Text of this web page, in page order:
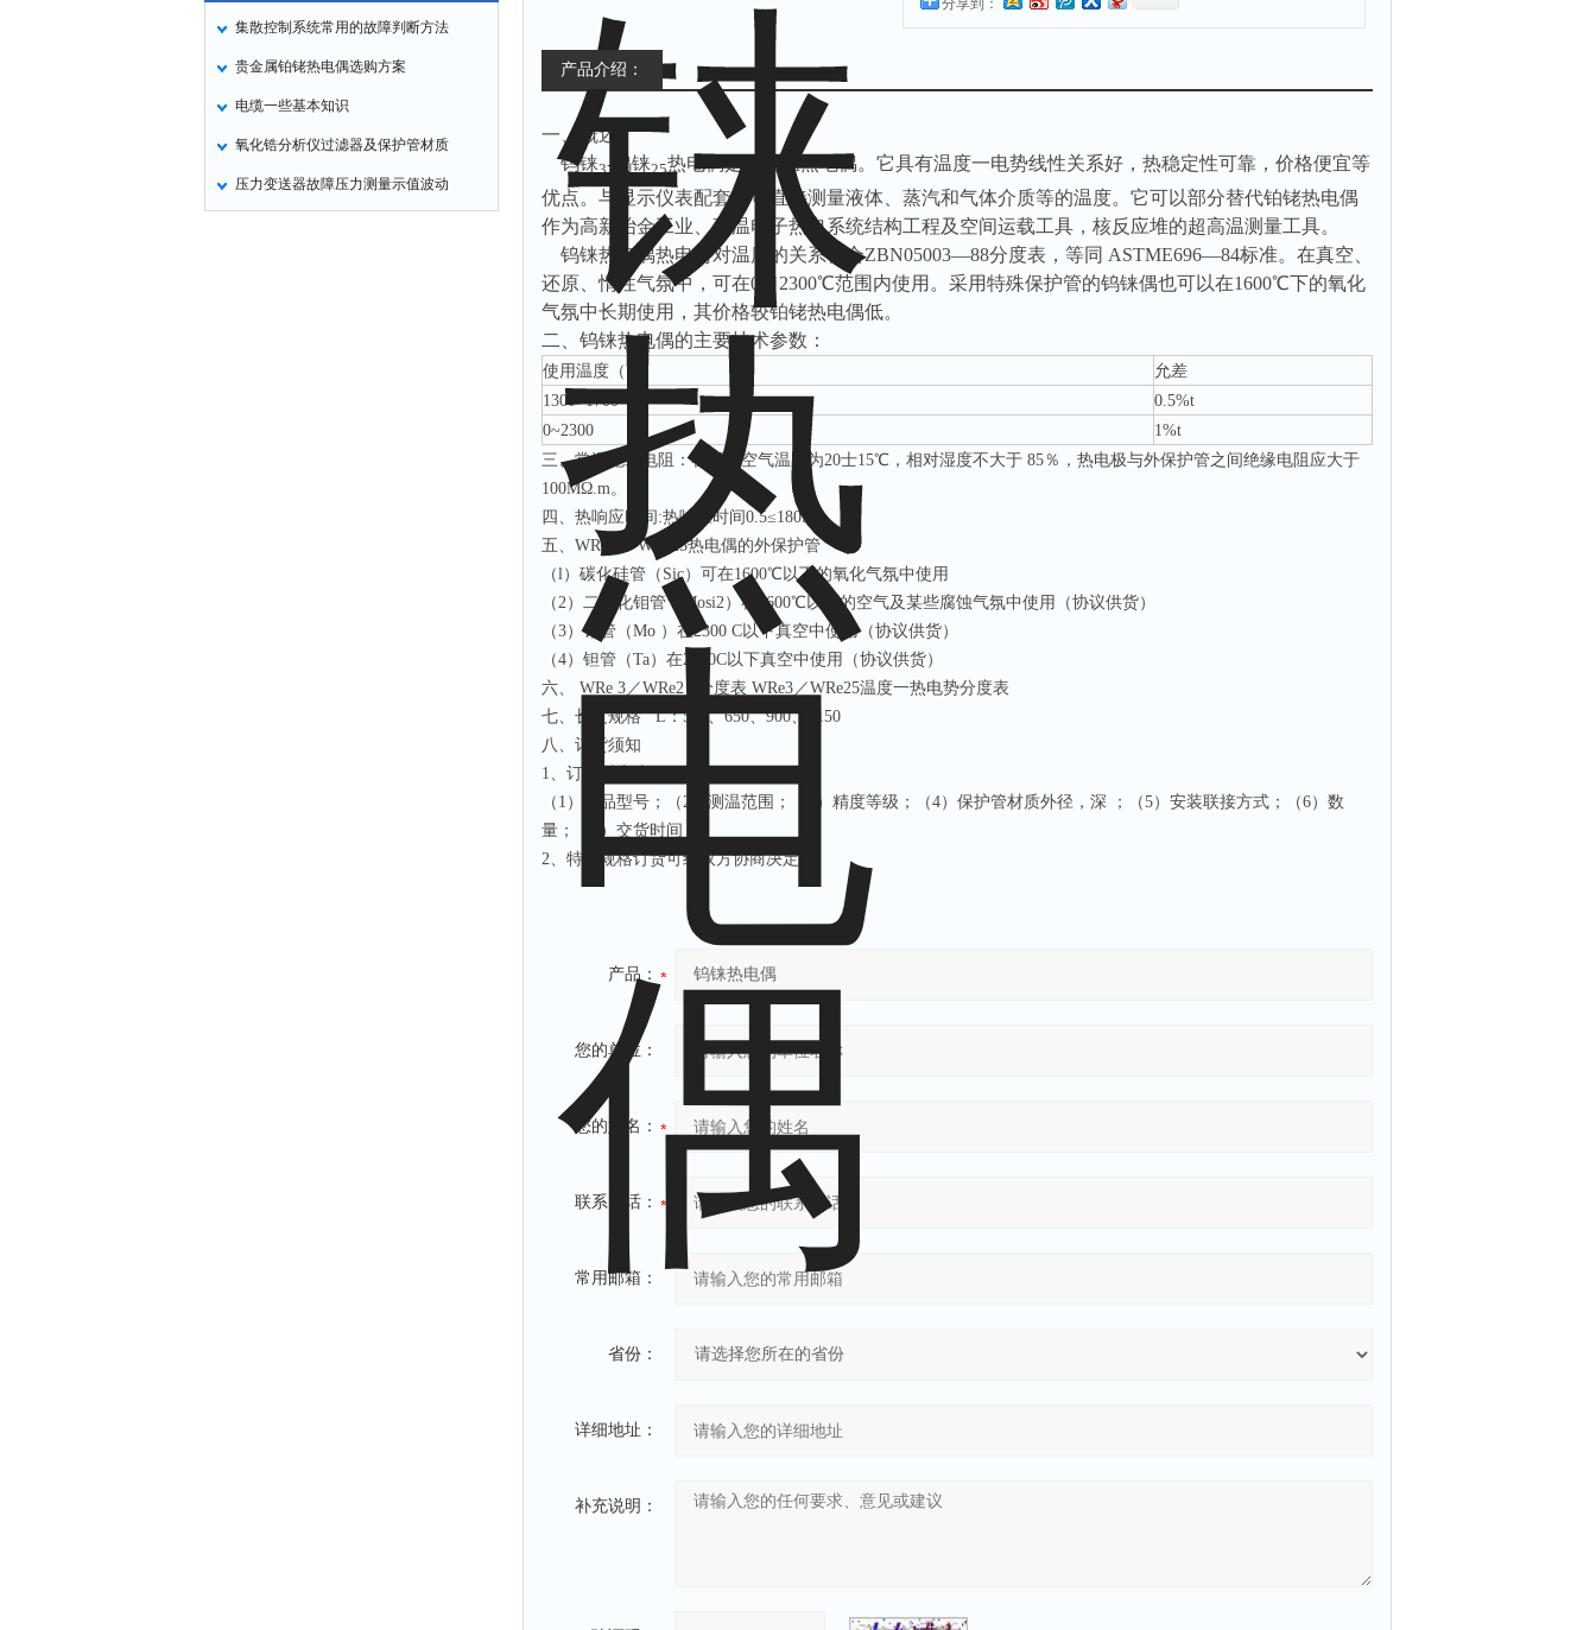
集散控制系统常用的故障判断方法
贵金属铂铑热电偶选购方案
电缆一些基本知识
氧化锆分析仪过滤器及保护管材质
压力变送器故障压力测量示值波动
分享到：
产品介绍：
一、概述
钨铼3-钨铼25热电偶是耐高温热电偶。它具有温度一电势线性关系好，热稳定性可靠，价格便宜等
优点。与显示仪表配套，可直接测量液体、蒸汽和气体介质等的温度。它可以部分替代铂铑热电偶
作为高新冶金工业、高温电子热电系统结构工程及空间运载工具，核反应堆的超高温测量工具。
钨铼热电偶热电势对温度的关系符合ZBN05003—88分度表，等同 ASTME696—84标准。在真空、
还原、惰性气氛中，可在0～2300℃范围内使用。采用特殊保护管的钨铼偶也可以在1600℃下的氧化
气氛中长期使用，其价格较铂铑热电偶低。
二、钨铼热电偶的主要技术参数：
使用温度（℃）
允差
1300~1700
0.5%t
0~2300
1%t
三、常温绝缘电阻：在周围空气温度为20士15℃，相对湿度不大于 85％，热电极与外保护管之间绝缘电阻应大于
100MΩ.m。
四、热响应时间:热响应时间0.5≤180S
五、WRe 3／WRe25热电偶的外保护管
（l）碳化硅管（Sic）可在1600℃以下的氧化气氛中使用
（2）二硅化钼管（Mosi2）在1600℃以下的空气及某些腐蚀气氛中使用（协议供货）
（3）钼管（Mo ）在2300 C以下真空中使用（协议供货）
（4）钽管（Ta）在2300C以下真空中使用（协议供货）
六、 WRe 3／WRe2 5分度表 WRe3／WRe25温度一热电势分度表
七、长度规格 L：550、650、900、1150
八、订货须知
1、订货时应注明
（1）产品型号；（2）测温范围；（3）精度等级；
（4）保护管材质外径，深 ；（5）安装联接方式；（6）数
量；（7）交货时间
2、特殊规格订货可经双方协商决定
产品：
您的单位：
您的姓名：
联系电话：
常用邮箱：
省份：
详细地址：
补充说明：